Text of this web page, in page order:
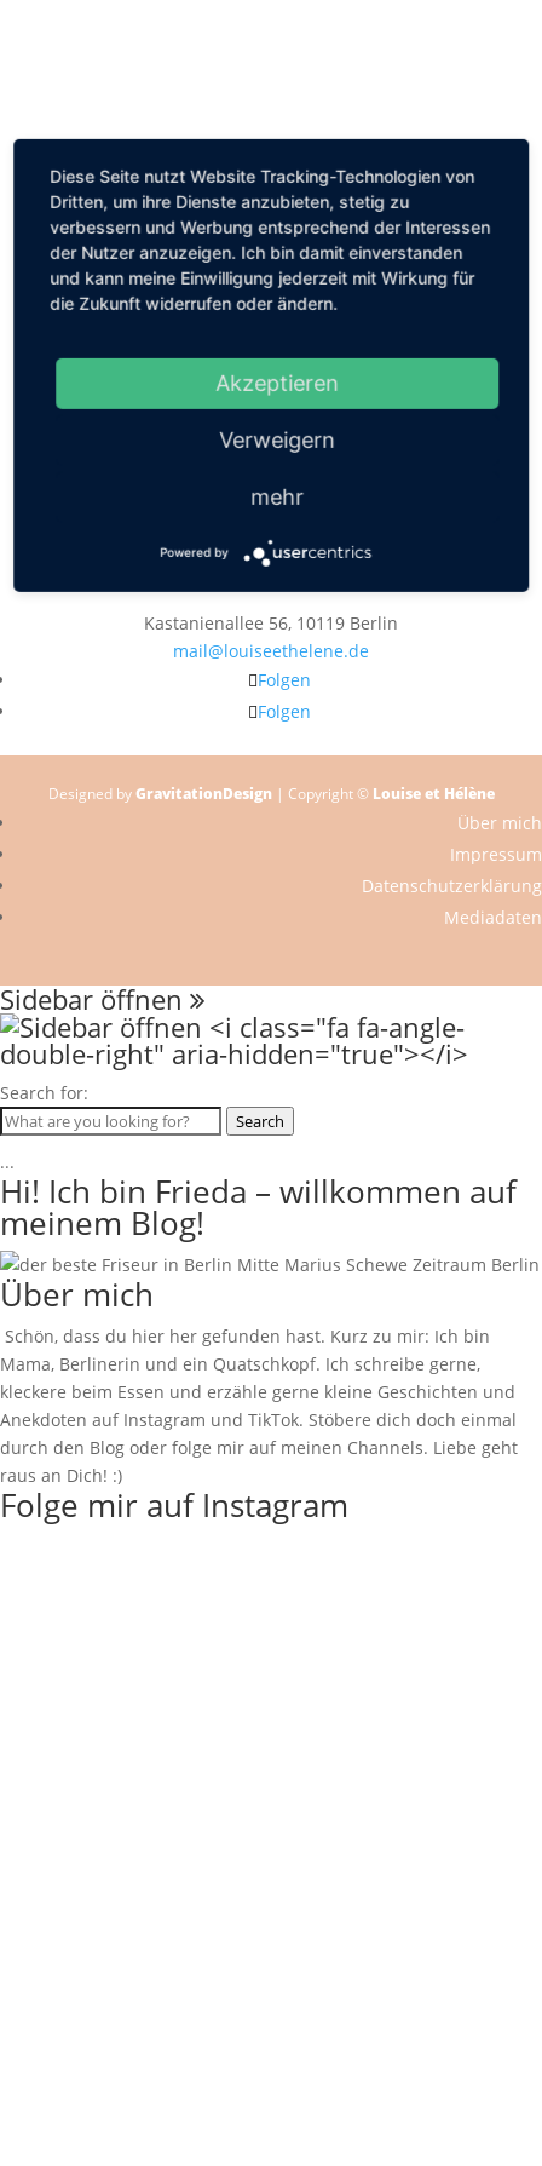
Kastanienallee 56, 10119 Berlin
mail@louiseethelene.de
Folgen
Folgen
Designed byGravitationDesign | Copyright © Louise et Hélène
Über mich
Impressum
Datenschutzerklärung
Mediadaten
Sidebar öffnen
Search for:
Search
...
Hi! Ich bin Frieda – willkommen auf
meinem Blog!
Über mich
Schön, dass du hier her gefunden hast. Kurz zu mir: Ich bin
Mama, Berlinerin und ein Quatschkopf. Ich schreibe gerne,
kleckere beim Essen und erzähle gerne kleine Geschichten und
Anekdoten auf Instagram und TikTok. Stöbere dich doch einmal
durch den Blog oder folge mir auf meinen Channels. Liebe geht
raus an Dich! :)
Folge mir auf Instagram
Diese Seite nutzt Website Tracking-Technologien von
Dritten, um ihre Dienste anzubieten, stetig zu
verbessern und Werbung entsprechend der Interessen
der Nutzer anzuzeigen. Ich bin damit einverstanden
und kann meine Einwilligung jederzeit mit Wirkung für
die Zukunft widerrufen oder ändern.
Akzeptieren
Verweigern
mehr
Powered by